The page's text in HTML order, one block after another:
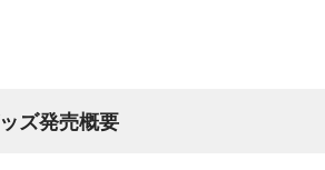
ズ発売概要